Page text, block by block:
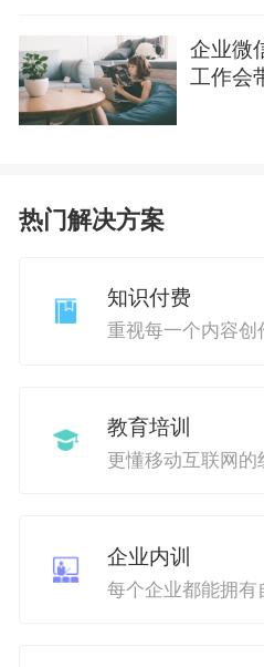
企业微
工作会
热门解决方案
知识付费
重视每一个内容创
教育培训
更懂移动互联网
企业内训
每个企业都能拥有